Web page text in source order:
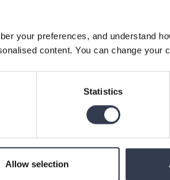
your preferences, and understand
content. You can change your
Statistics
Allow selection